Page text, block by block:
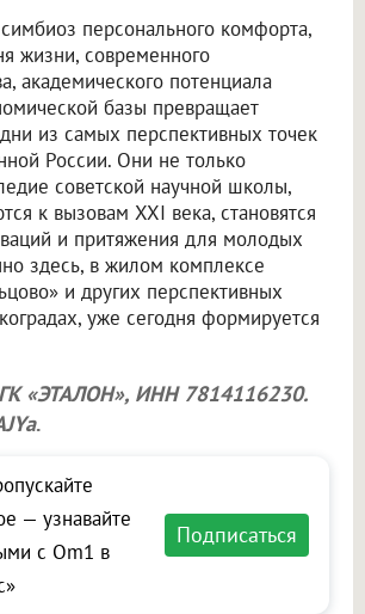
персонального комфорта,
жизни, современного
академического потенциала
базы превращает
из самых перспективных точек
России. Они не только
советской научной школы,
к вызовам XXI века, становятся
и притяжения для молодых
здесь, в жилом комплексе
и других перспективных
уже сегодня формируется
«ЭТАЛОН», ИНН 7814116230.
.
— узнавайте
с Om1 в
Подписаться